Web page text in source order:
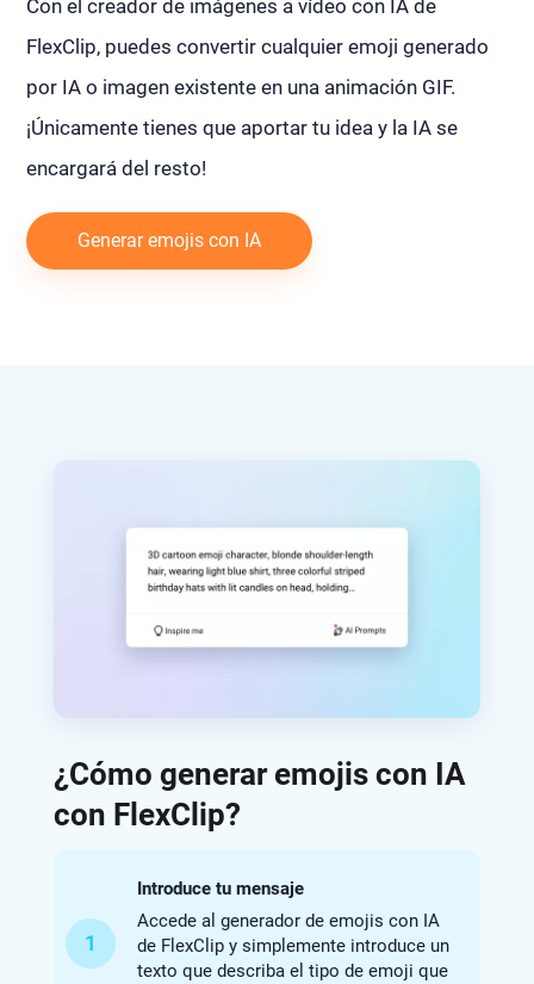
Con el creador de imágenes a vídeo con IA de
FlexClip, puedes convertir cualquier emoji generado
por IA o imagen existente en una animación GIF.
¡Únicamente tienes que aportar tu idea y la IA se
encargará del resto!
Generar emojis con IA
¿Cómo generar emojis con IA
con FlexClip?
1
Introduce tu mensaje
Accede al generador de emojis con IA
de FlexClip y simplemente introduce un
texto que describa el tipo de emoji que